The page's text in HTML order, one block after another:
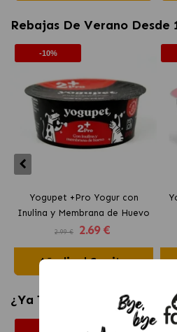
Rebajas De Verano Desde
-10%
Yogupet +Pro Yogur con
Inulina y Membrana de Huevo
para Perros y Gatos
2.99 € 2.69 €
Añadir al Carrito
¿Ya Tienes Su Comida?